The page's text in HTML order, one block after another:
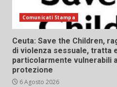
Comunicati Stampa
Ceuta: Save the Children,
di violenza sessuale, tratta
particolarmente vulnerabili
protezione
6 Agosto 2026